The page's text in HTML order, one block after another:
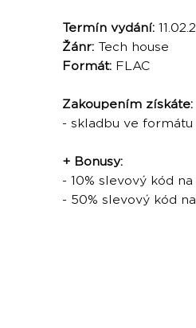
Termín vydání:
Žánr: Tech house
Formát: FLAC
Zakoupením získáte:
- skladbu ve formátu
+ Bonusy:
- 10% slevový kód
- 50% slevový kód